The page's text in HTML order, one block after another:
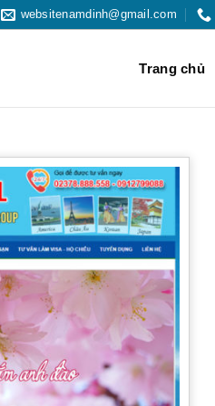
websitenamdinh@gmail.com
Trang chủ